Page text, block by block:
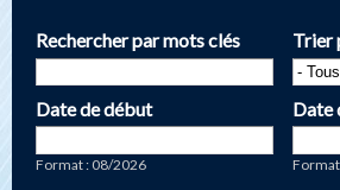
Rechercher par mots clés Trier
Date de début
Format : 08/2026
Date